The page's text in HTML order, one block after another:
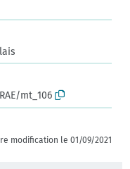
mt_106
modification le 01/09/2021